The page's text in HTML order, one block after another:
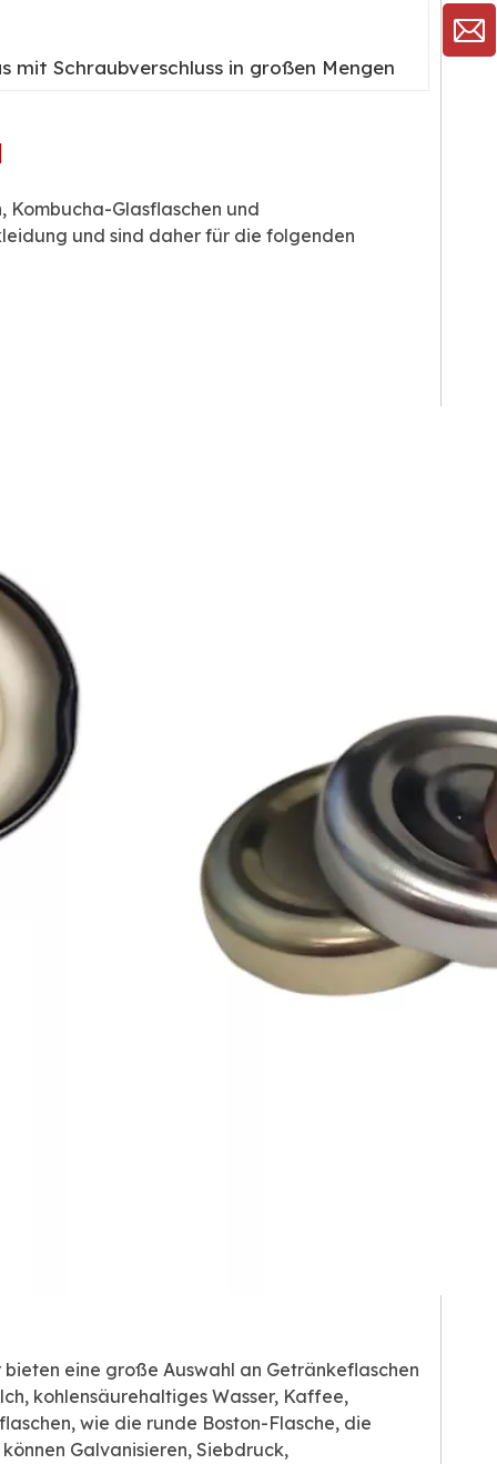
mit Schraubverschluss in großen Mengen
Kombucha-Glasflaschen und
und sind daher für die folgenden
eine große Auswahl an Getränkeflaschen
kohlensäurehaltiges Wasser, Kaffee,
wie die runde Boston-Flasche, die
Galvanisieren, Siebdruck,